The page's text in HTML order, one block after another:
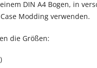
DIN A4 Bogen, in
Modding verwenden.
die Größen: